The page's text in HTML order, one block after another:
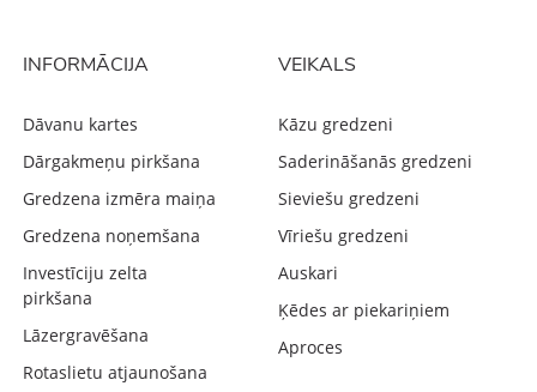
INFORMĀCIJA
Dāvanu kartes
Dārgakmeņu pirkšana
Gredzena izmēra maiņa
Gredzena noņemšana
Investīciju zelta
pirkšana
Lāzergravēšana
Rotaslietu atjaunošana
VEIKALS
Kāzu gredzeni
Saderināšanās gredzeni
Sieviešu gredzeni
Vīriešu gredzeni
Auskari
Ķēdes ar piekariņiem
Aproces